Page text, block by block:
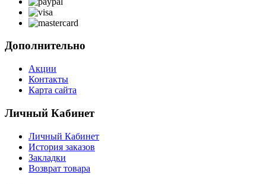
Дополнительно
Акции
Контакты
Карта сайта
Личный Кабинет
Личный Кабинет
История заказов
Закладки
Возврат товара